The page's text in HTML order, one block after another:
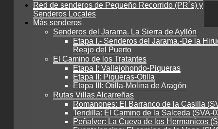
Red de senderos de Pequeño Recorrido (PR´s) y
Senderos Locales
Más senderos
Senderos del Jarama. La Sierra de Ayllón
Etapa I.- Senderos del Jarama.-De la
Reajo del Puerto
El Camino de los Tratantes
Etapa I: Vallejohondo-Piqueras
Etapa II: Piqueras-Otilla
Etapa III: Otilla-Molina de Aragón
Rutas Villas Alcarreñas
Romanones: El Barranco de la Casilla
Tendilla: El Camino de la Salceda (SVA-
Peñalver: La Cueva de los Hermanicos